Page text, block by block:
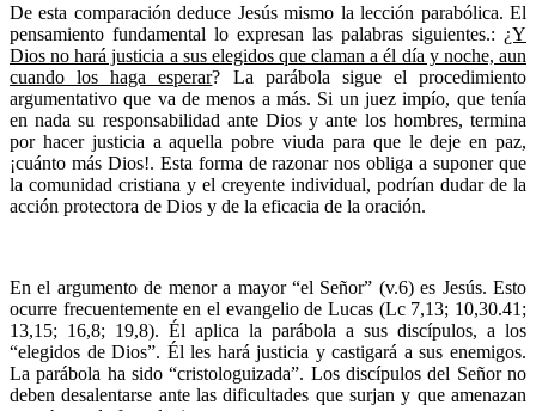
De esta comparación deduce Jesús mismo la lección parabólica. El
pensamiento fundamental lo expresan las palabras siguientes.: ¿Y
Dios no hará justicia a sus elegidos que claman a él día y noche, aun
cuando los haga esperar? La parábola sigue el procedimiento
argumentativo que va de menos a más. Si un juez impío, que tenía
en nada su responsabilidad ante Dios y ante los hombres, termina
por hacer justicia a aquella pobre viuda para que le deje en paz,
¡cuánto más Dios!. Esta forma de razonar nos obliga a suponer que
la comunidad cristiana y el creyente individual, podrían dudar de la
acción protectora de Dios y de la eficacia de la oración.
En el argumento de menor a mayor “el Señor” (v.6) es Jesús. Esto
ocurre frecuentemente en el evangelio de Lucas (Lc 7,13; 10,30.41;
13,15; 16,8; 19,8). Él aplica la parábola a sus discípulos, a los
“elegidos de Dios”. Él les hará justicia y castigará a sus enemigos.
La parábola ha sido “cristologuizada”. Los discípulos del Señor no
deben desalentarse ante las dificultades que surjan y que amenazan